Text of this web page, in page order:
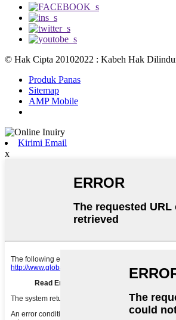
© Hak Cipta 20102022 : Kabeh Hak
Produk Panas
Sitemap
AMP Mobile
Kirimi Email
x